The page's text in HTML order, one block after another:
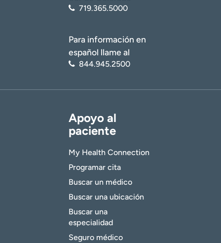
719.365.5000
Para información en
español llame al
844.945.2500
Apoyo al
paciente
My Health Connection
Programar cita
Buscar un médico
Buscar una ubicación
Buscar una
especialidad
Seguro médico